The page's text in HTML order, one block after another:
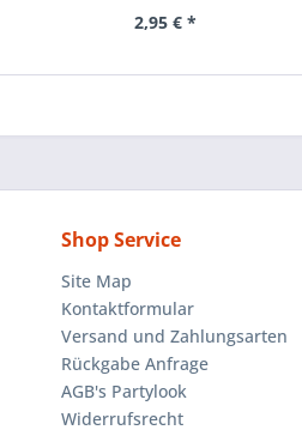
2,95 € *
Shop Service
Site Map
Kontaktformular
Versand und Zahlungsarten
Rückgabe Anfrage
AGB's Partylook
Widerrufsrecht